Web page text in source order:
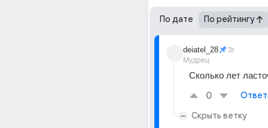
По дате По рейтингу
deiatel_28
Мудрец
3г
Сколько лет
0
Скрыть ветку